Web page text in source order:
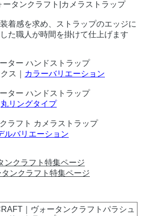
着感を求め、ストラップのエッジに
た職人が時間を掛けて仕上げます
ター ハンドストラップ
ス｜
カラーバリエーション
ター ハンドストラップ
丸リングタイプ
ラフト カメラストラップ
ルバリエーション
ンクラフト特集ページ
｜ヴォータンクラフトパラシュ